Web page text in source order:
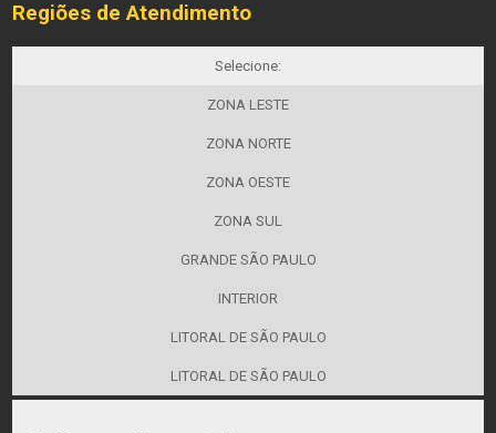
Regiões de Atendimento
Selecione:
ZONA LESTE
ZONA NORTE
ZONA OESTE
ZONA SUL
GRANDE SÃO PAULO
INTERIOR
LITORAL DE SÃO PAULO
LITORAL DE SÃO PAULO